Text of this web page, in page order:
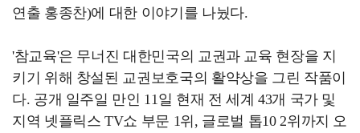
연출 홍종찬)에 대한 이야기를 나눴다.
'참교육'은 무너진 대한민국의 교권과 교육 현장을 지
키기 위해 창설된 교권보호국의 활약상을 그린 작품이
다. 공개 일주일 만인 11일 현재 전 세계 43개 국가 및
지역 넷플릭스 TV쇼 부문 1위, 글로벌 톱10 2위까지 오